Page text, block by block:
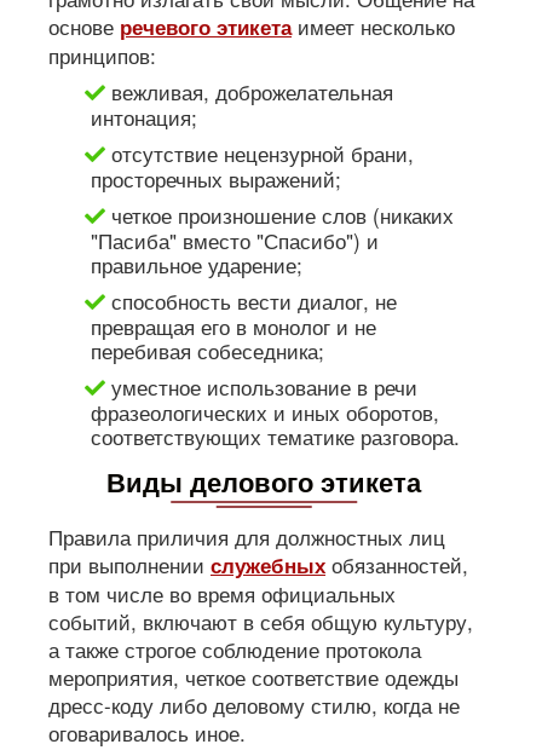
основе речевого этикетаимеет несколько
принципов:
вежливая, доброжелательная
интонация;
отсутствие нецензурной брани,
просторечных выражений;
четкое произношение слов (никаких
"Пасиба" вместо "Спасибо") и
правильное ударение;
способность вести диалог, не
превращая его в монолог и не
перебивая собеседника;
уместное использование в речи
фразеологических и иных оборотов,
соответствующих тематике разговора.
Виды делового этикета
Правила приличия для должностных лиц
при выполнении служебных обязанностей,
в том числе во время официальных
событий, включают в себя общую культуру,
а также строгое соблюдение протокола
мероприятия, четкое соответствие одежды
дресс-коду либо деловому стилю, когда не
оговаривалось иное.